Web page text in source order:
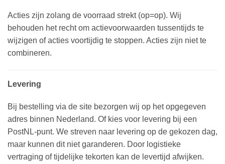
Acties zijn zolang de voorraad strekt (op=op). Wij
behouden het recht om actievoorwaarden tussentijds te
wijzigen of acties voortijdig te stoppen. Acties zijn niet te
combineren.
Levering
Bij bestelling via de site bezorgen wij op het opgegeven
adres binnen Nederland. Of kies voor levering bij een
PostNL-punt. We streven naar levering op de gekozen dag,
maar kunnen dit niet garanderen. Door logistieke
vertraging of tijdelijke tekorten kan de levertijd afwijken.